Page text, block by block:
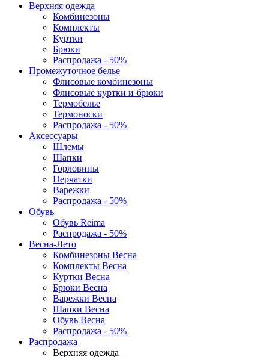
Верхняя одежда
Комбинезоны
Комплекты
Куртки
Брюки
Распродажа - 50%
Промежуточное белье
Флисовые комбинезоны
Флисовые куртки и брюки
Термобелье
Термоноски
Распродажа - 50%
Аксессуары
Шлемы
Шапки
Горловины
Перчатки
Варежки
Распродажа - 50%
Обувь
Обувь Reima
Распродажа - 50%
Весна-Лето
Комбинезоны Весна
Комплекты Весна
Куртки Весна
Брюки Весна
Варежки Весна
Шапки Весна
Обувь Весна
Распродажа - 50%
Распродажа
Верхняя одежда